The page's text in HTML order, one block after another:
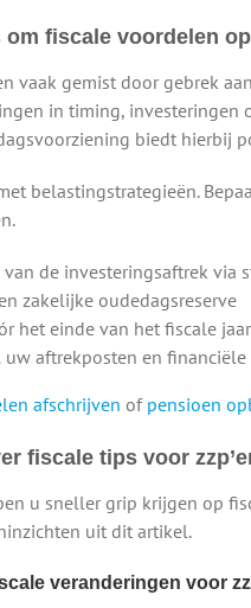
fiscale voordelen
vaak gemist door gebrek
in timing,
biedt hierbij
belastingstrategieën.
de investeringsaftrek via
zakelijke oudedagsreserve
het einde van het fiscale jaar
aftrekposten en
afschrijven of pensioen
fiscale tips voor
u sneller grip krijgen op
uit dit artikel.
veranderingen voor